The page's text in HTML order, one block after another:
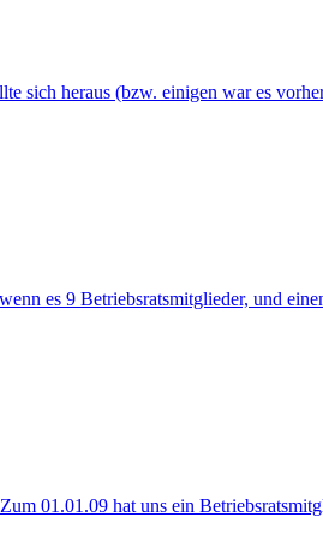
sich heraus (bzw. einigen war es
es 9 Betriebsratsmitglieder, und
01.01.09 hat uns ein